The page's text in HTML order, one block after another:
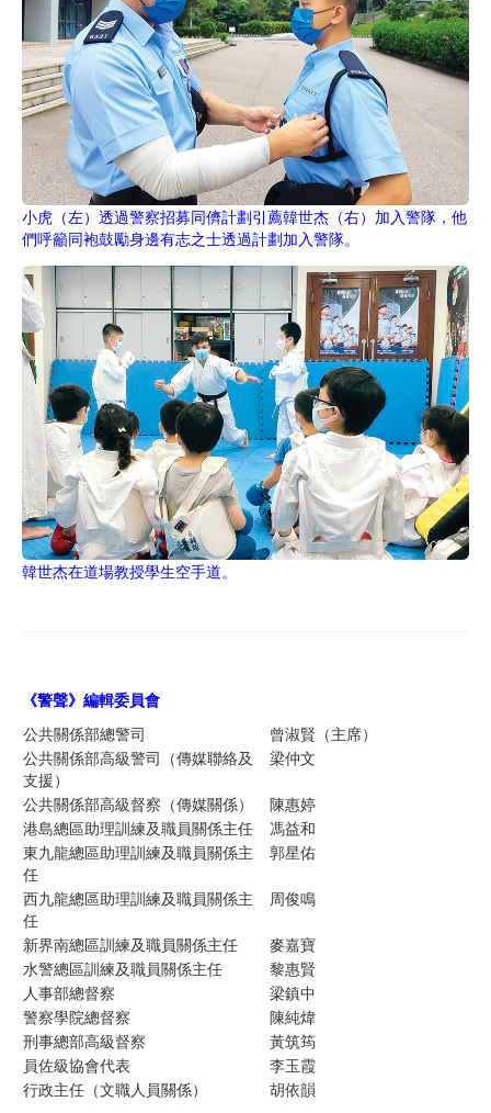
小虎（左）透過警察招募同儕計劃引薦韓世杰（右）加入警隊，他
們呼籲同袍鼓勵身邊有志之士透過計劃加入警隊。
韓世杰在道場教授學生空手道。
《警聲》編輯委員會
公共關係部總警司
曾淑賢（主席）
公共關係部高級警司（傳媒聯絡及
支援）
梁仲文
公共關係部高級督察（傳媒關係）
陳惠婷
港島總區助理訓練及職員關係主任
馮益和
東九龍總區助理訓練及職員關係主
任
郭星佑
西九龍總區助理訓練及職員關係主
任
周俊鳴
新界南總區訓練及職員關係主任
麥嘉寶
水警總區訓練及職員關係主任
黎惠賢
人事部總督察
梁鎮中
警察學院總督察
陳純煒
刑事總部高級督察
黃筑筠
員佐級協會代表
李玉霞
行政主任（文職人員關係）
胡依韻